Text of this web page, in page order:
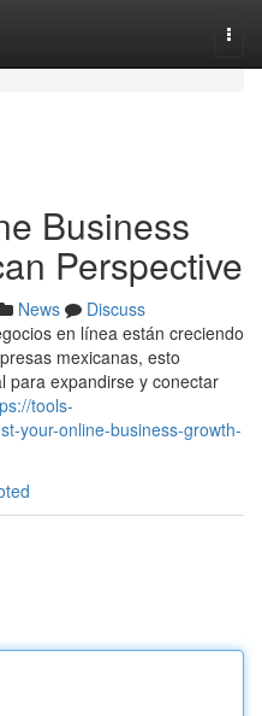
Business
Perspective
News
Discuss
en línea están creciendo
mexicanas, esto
para expandirse y conectar
tools-
your-online-business-growth-